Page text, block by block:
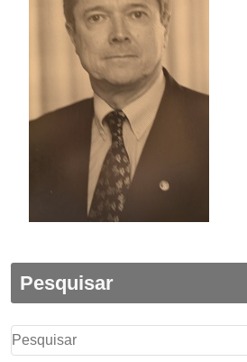
Pesquisar
Pesquisar
por: